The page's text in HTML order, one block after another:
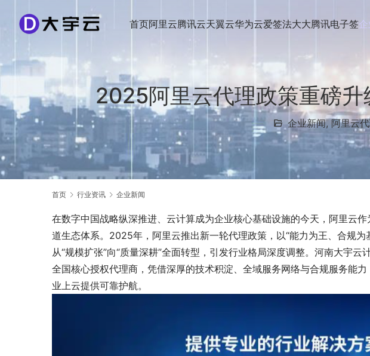
首页阿里云腾讯云天翼云华为云爱签法大大腾讯电子签
2025阿里云代理政策重磅
企业新闻,阿里云
首页 行业资讯 企业新闻
在数字中国战略纵深推进、云计算成为企业核心基础设施的今天，阿里云
道生态体系。2025年，阿里云推出新一轮代理政策，以“能力为王、合规
从“规模扩张”向“质量深耕”全面转型，引发行业格局深度调整。河南大宇云
全国核心授权代理商，凭借深厚的技术积淀、全域服务网络与合规服务能
业上云提供可靠护航。